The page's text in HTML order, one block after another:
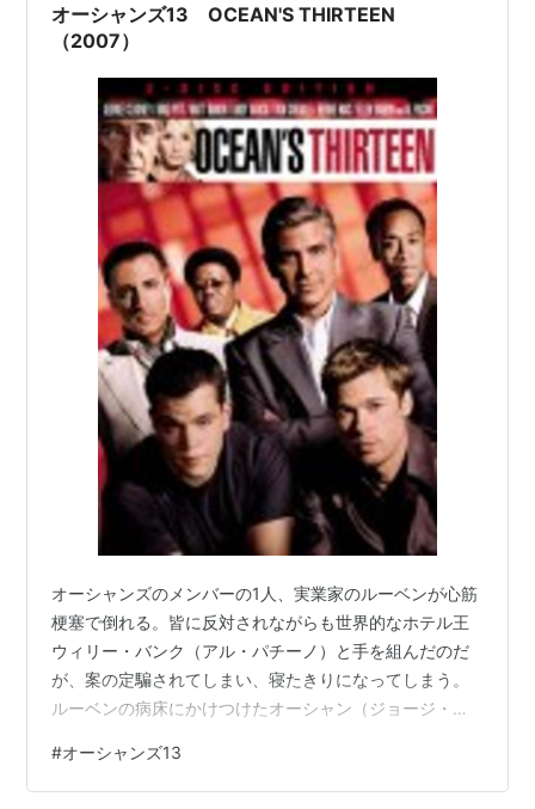
オーシャンズ13 OCEAN'S THIRTEEN
（2007）
オーシャンズのメンバーの1人、実業家のルーベンが心筋
梗塞で倒れる。皆に反対されながらも世界的なホテル王
ウィリー・バンク（アル・パチーノ）と手を組んだのだ
が、案の定騙されてしまい、寝たきりになってしまう。
ルーベンの病床にかけつけたオーシャン（ジョージ・ク
ンクの新たにラスベガスに建設するカジノホテルは、最
新鋭の人工知能を持つセキュリティに守られていた…。
#オーシャンズ13